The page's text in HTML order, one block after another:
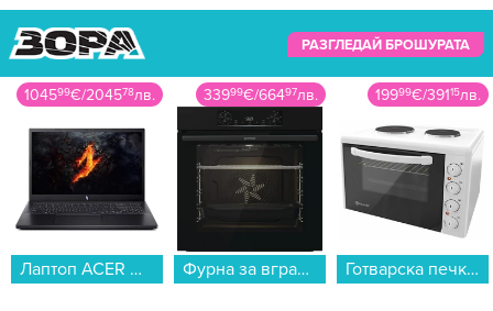
РАЗГЛЕДАЙ БРОШУРАТА
104599€/204578лв.
Лаптоп ACER NITRO V 15 ANV15-41-R06X NH.QSGEX.004 , 1000GB SSD , 15.60 , 16 , AMD Ryzen 7 7735HS OCTA CORE , NVIDIA GeForce RTX 4050 6GB GDDR6...
33999€/66497лв.
Фурна за вграждане Gorenje BOP6737E02BK , 77 , А , Механично , Пиролиза...
19999€/39115лв.
Готварска печка мини Елдом 203VFE-NEW , Бял...